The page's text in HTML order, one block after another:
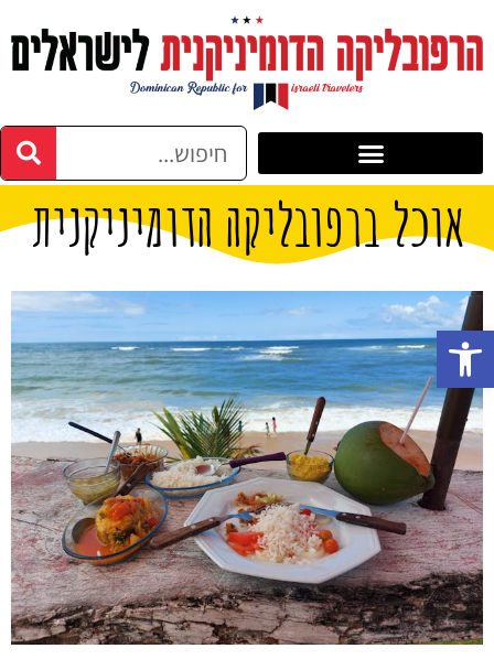
אוכל ברפובליקה הדומיניקנית
פתח סרגל נגישות